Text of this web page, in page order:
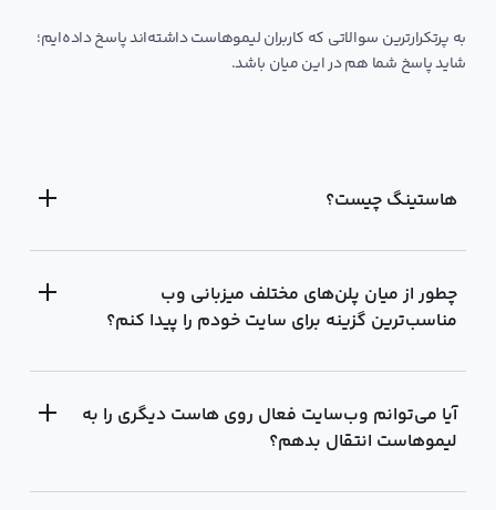
به پرتکرار‌ترین سوالاتی که کاربران لیمو‌هاست داشته‌اند پاسخ داده‌ایم؛
شاید پاسخ شما هم در این میان باشد.
هاستینگ چیست؟
چطور از میان پلن‌های مختلف میزبانی وب
مناسب‌ترین گزینه برای سایت خودم را پیدا کنم؟
آيا می‌توانم وب‌سایت فعال روی هاست دیگری را به
لیموهاست انتقال بدهم؟